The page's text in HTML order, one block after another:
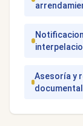
Asesoría y
documental